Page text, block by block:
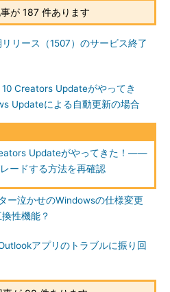
るのなら、すぐに削除してしまっ
ない方は、アップグレード前にお
。「Windowsセットアップ」で
Shift］＋［F10］キーによるコマ
能がさまざまな場所で使用できま
いうセキュリティ問題について説
危ない理由――Windows 10の機
性問題とは？
認識していたようで、Windows
プグレードでは「更新プログラ
が 187 件あります
リース（1507）のサービス終了
Creators Updateがやってき
Updateによる自動更新の場合
Updateがやってきた！――
ードする方法を再確認
ー泣かせのWindowsの仕様変更
性機能？
アプリのトラブルに振り回